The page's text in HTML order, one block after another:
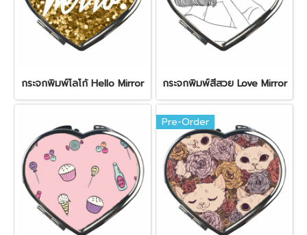
กระจกพิมพ์โลโก้ Hello Mirror กระจกพิมพ์สีสวย Love Mirror
Pre-Order